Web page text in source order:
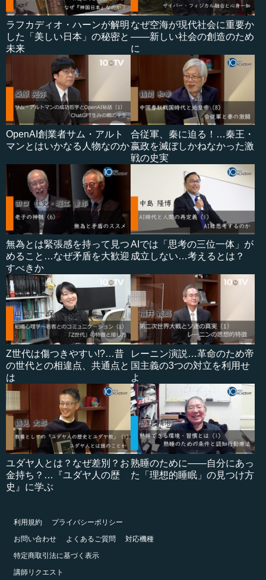
ラフカディオ・ハーンが解明
した「美しい日本」の秘密と
未来
なぜ空海が現代社会に重要か
――新しい社会の創造のため
に
OpenAI創業者サム・アルト
マンとはいかなる人物なのか
合従軍、秦に迫る！…秦王・
嬴政を滅ぼしかねなかった激
戦の史実
無為とは緊張感を持って見つ
めること…なぜ矛盾を大歓迎
すべきか
AIでは「思考の三位一体」が
成立しない…考えるとは？
Z世代は傷つきやすい!?…昔
の世代との相違点、共通点と
は
レーニン演説…革命のため帝
国主義の3つの対立を利用せ
よ
ユダヤ人とは？なぜ差別？お
金持ち？…『ユダヤ人の歴
史』に学ぶ
熟睡のために――自分にあっ
た「理想的睡眠」の見つけ方
利用規約
プライバシーポリシー
お問い合わせ
よくあるご質問
対応機種
特定商取引法に基づく表示
講師リクエスト